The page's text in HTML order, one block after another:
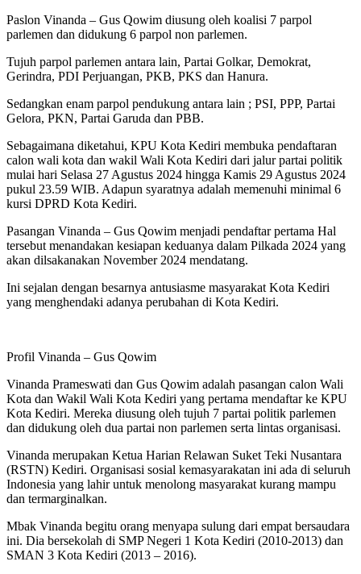
Paslon Vinanda – Gus Qowim diusung oleh koalisi 7 parpol
parlemen dan didukung 6 parpol non parlemen.
Tujuh parpol parlemen antara lain, Partai Golkar, Demokrat,
Gerindra, PDI Perjuangan, PKB, PKS dan Hanura.
Sedangkan enam parpol pendukung antara lain ; PSI, PPP, Partai
Gelora, PKN, Partai Garuda dan PBB.
Sebagaimana diketahui, KPU Kota Kediri membuka pendaftaran
calon wali kota dan wakil Wali Kota Kediri dari jalur partai politik
mulai hari Selasa 27 Agustus 2024 hingga Kamis 29 Agustus 2024
pukul 23.59 WIB. Adapun syaratnya adalah memenuhi minimal 6
kursi DPRD Kota Kediri.
Pasangan Vinanda – Gus Qowim menjadi pendaftar pertama Hal
tersebut menandakan kesiapan keduanya dalam Pilkada 2024 yang
akan dilsakanakan November 2024 mendatang.
Ini sejalan dengan besarnya antusiasme masyarakat Kota Kediri
yang menghendaki adanya perubahan di Kota Kediri.
Profil Vinanda – Gus Qowim
Vinanda Prameswati dan Gus Qowim adalah pasangan calon Wali
Kota dan Wakil Wali Kota Kediri yang pertama mendaftar ke KPU
Kota Kediri. Mereka diusung oleh tujuh 7 partai politik parlemen
dan didukung oleh dua partai non parlemen serta lintas organisasi.
Vinanda merupakan Ketua Harian Relawan Suket Teki Nusantara
(RSTN) Kediri. Organisasi sosial kemasyarakatan ini ada di seluruh
Indonesia yang lahir untuk menolong masyarakat kurang mampu
dan termarginalkan.
Mbak Vinanda begitu orang menyapa sulung dari empat bersaudara
ini. Dia bersekolah di SMP Negeri 1 Kota Kediri (2010-2013) dan
SMAN 3 Kota Kediri (2013 – 2016).